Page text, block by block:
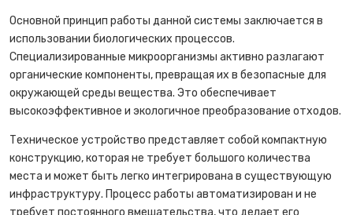
Основной принцип работы данной системы заключается в
использовании биологических процессов.
Специализированные микроорганизмы активно разлагают
органические компоненты, превращая их в безопасные для
окружающей среды вещества. Это обеспечивает
высокоэффективное и экологичное преобразование отходов.
Техническое устройство представляет собой компактную
конструкцию, которая не требует большого количества
места и может быть легко интегрирована в существующую
инфраструктуру. Процесс работы автоматизирован и не